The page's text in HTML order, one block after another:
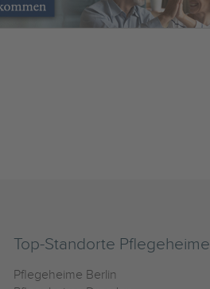
Top-Standorte Pflegeheime
Pflegeheime Berlin